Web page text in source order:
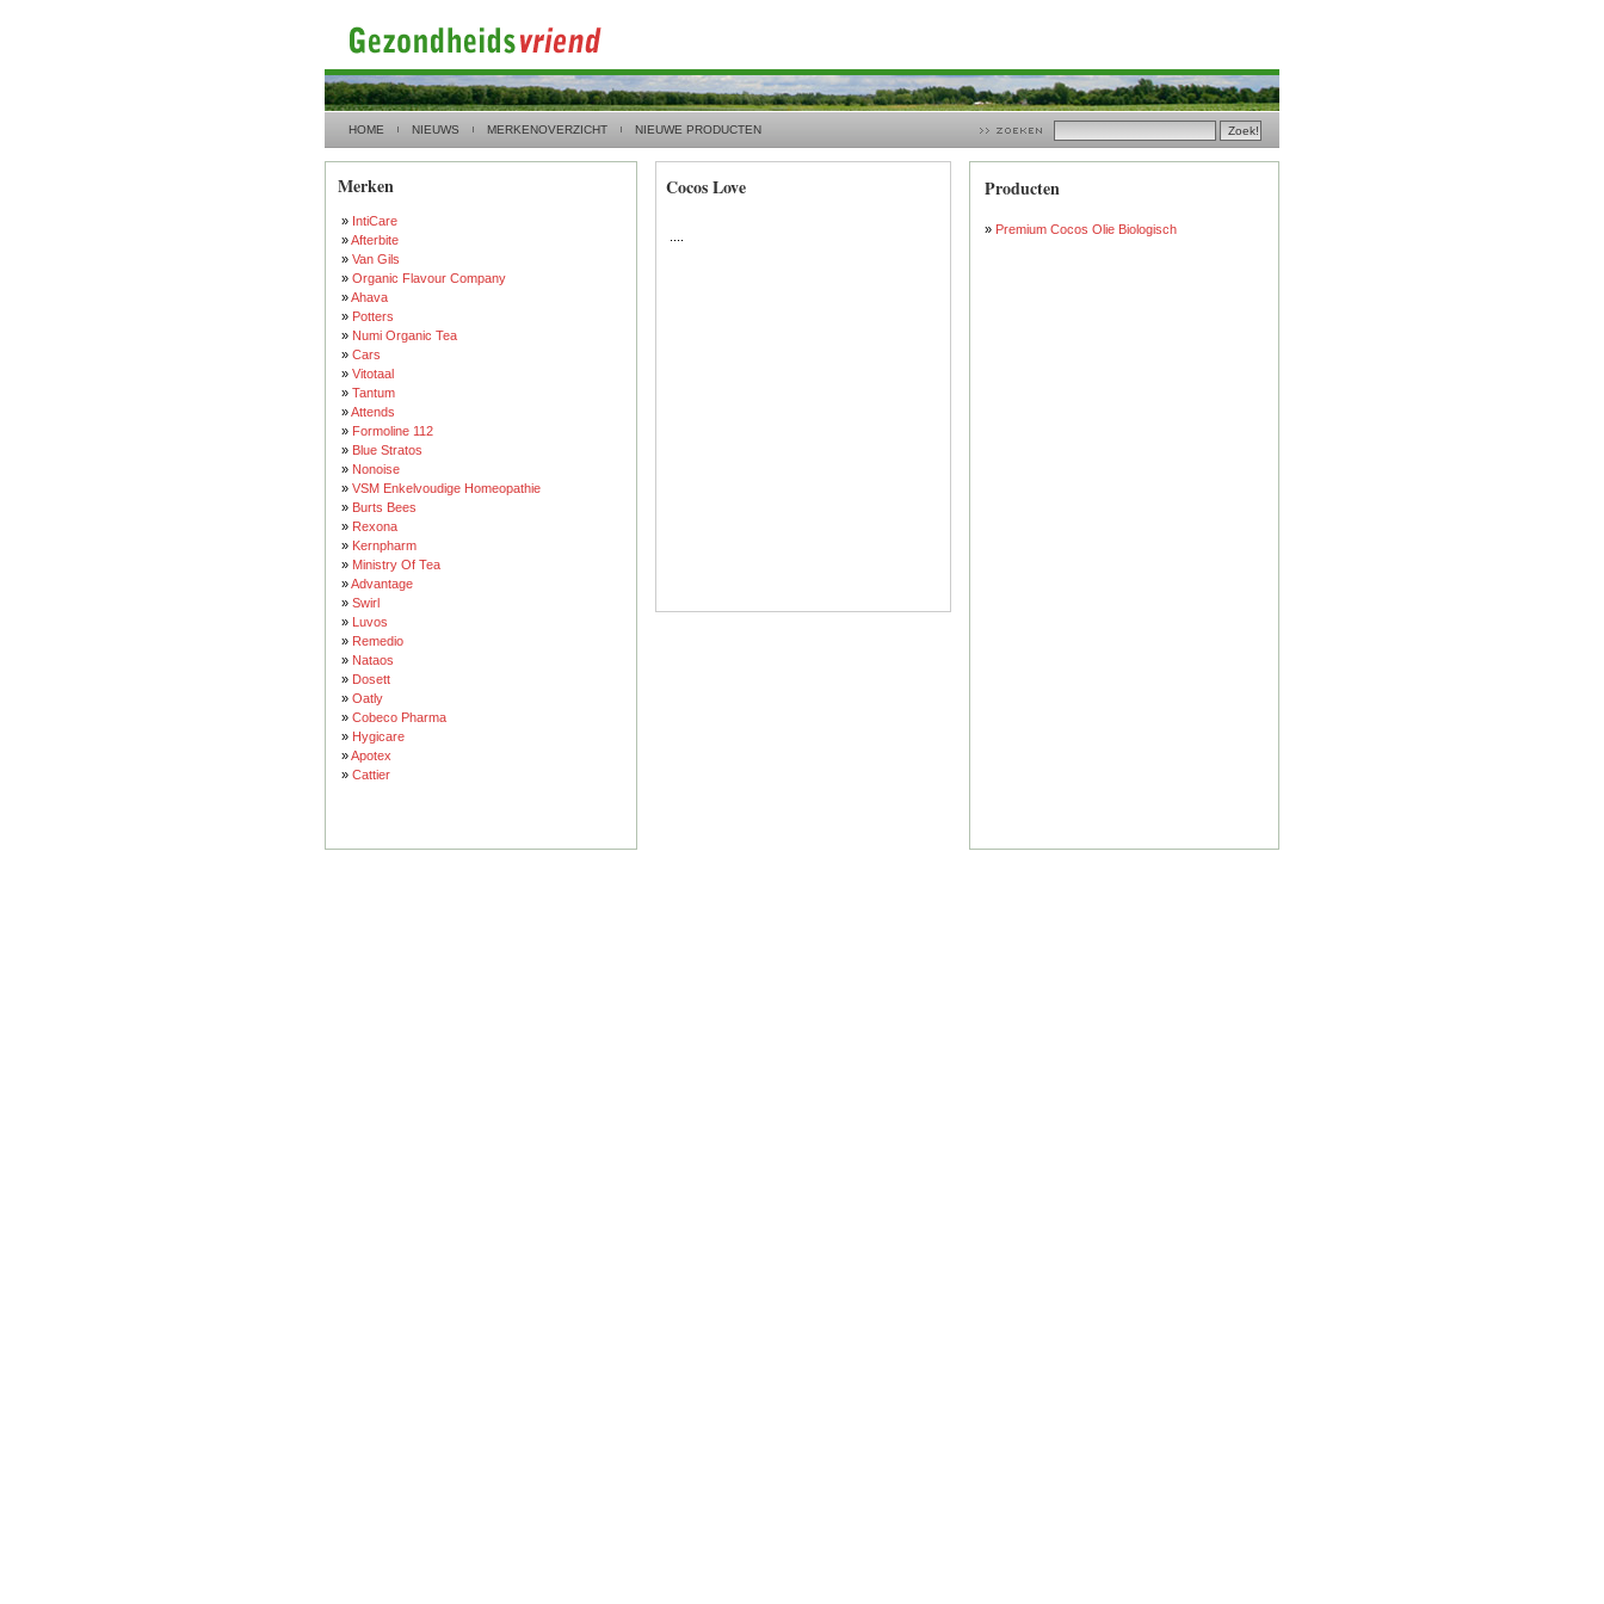
HOME NIEUWS MERKENOVERZICHT NIEUWE PRODUCTEN
Merken
» IntiCare
»Afterbite
» Van Gils
» Organic Flavour Company
»Ahava
» Potters
» Numi Organic Tea
» Cars
» Vitotaal
» Tantum
»Attends
» Formoline 112
» Blue Stratos
» Nonoise
» VSM Enkelvoudige Homeopathie
» Burts Bees
» Rexona
» Kernpharm
» Ministry Of Tea
»Advantage
» Swirl
» Luvos
» Remedio
» Nataos
» Dosett
» Oatly
» Cobeco Pharma
» Hygicare
»Apotex
» Cattier
Cocos Love Producten
» Premium Cocos Olie Biologisch